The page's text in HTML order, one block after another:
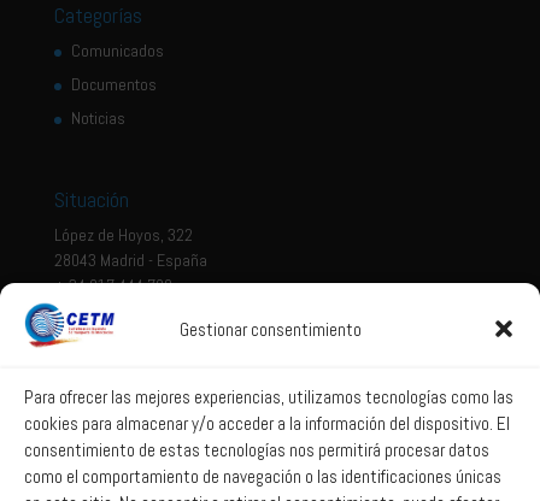
Gestionar consentimiento
Para ofrecer las mejores experiencias, utilizamos tecnologías como las
cookies para almacenar y/o acceder a la información del dispositivo. El
consentimiento de estas tecnologías nos permitirá procesar datos
como el comportamiento de navegación o las identificaciones únicas
Categorías
Comunicados
Documentos
Noticias
Situación
López de Hoyos, 322
28043 Madrid - España
+ 34 917 444 700
Aviso legal
Política de privacidad
Política de Sistema Interno de Información
Política de Cookies